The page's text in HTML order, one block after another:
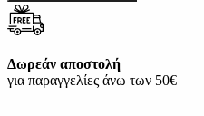
Δωρεάν αποστολή
για παραγγελίες άνω των 50€